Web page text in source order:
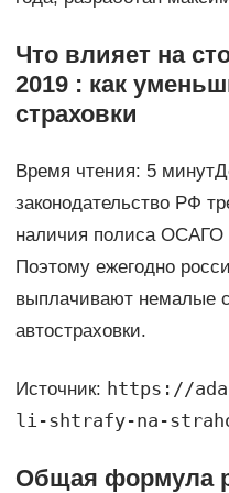
Что влияет на
2019 : как
страховки
Время чтения: 5
законодательство РФ
наличия полиса ОСАГО
Поэтому ежегодно
выплачивают немалые
автостраховки.
Источник: https://
li-shtrafy-na-
Общая формула